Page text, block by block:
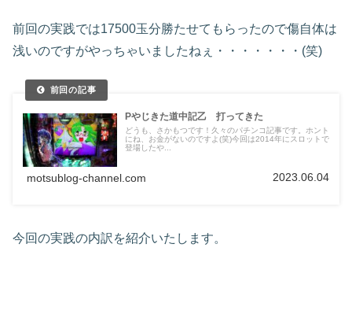
前回の実践では17500玉分勝たせてもらったので傷自体は
浅いのですがやっちゃいましたねぇ・・・・・・・(笑)
Pやじきた道中記乙 打ってきた
どうも、さかもつです！久々のパチンコ記事です。ホント
にね、お金がないのですよ(笑)今回は2014年にスロットで
登場したや...
motsublog-channel.com 2023.06.04
今回の実践の内訳を紹介いたします。